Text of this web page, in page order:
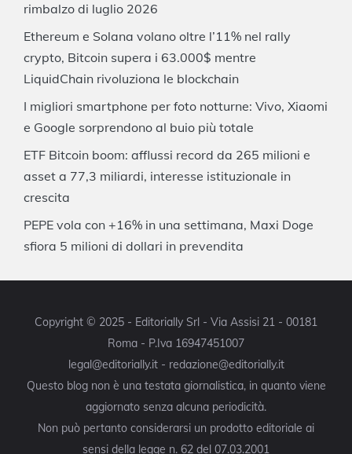
rimbalzo di luglio 2026
Ethereum e Solana volano oltre l’11% nel rally
crypto, Bitcoin supera i 63.000$ mentre
LiquidChain rivoluziona le blockchain
I migliori smartphone per foto notturne: Vivo, Xiaomi
e Google sorprendono al buio più totale
ETF Bitcoin boom: afflussi record da 265 milioni e
asset a 77,3 miliardi, interesse istituzionale in
crescita
PEPE vola con +16% in una settimana, Maxi Doge
sfiora 5 milioni di dollari in prevendita
Copyright © 2025 - Editorially Srl - Via Assisi 21 - 00181
Roma - P.Iva 16947451007
legal@editorially.it - redazione@editorially.it
Questo blog non è una testata giornalistica, in quanto viene
aggiornato senza alcuna periodicità.
Non può pertanto considerarsi un prodotto editoriale ai
sensi della legge n. 62 del 07.03.2001